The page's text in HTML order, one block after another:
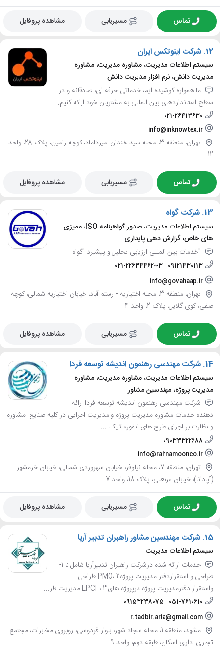
تماس مسیریابی مشاهده پروفایل
12. شرکت اینوتکس ایران
سیستم اطلاعات مدیریت، مشاوره مدیریت، مشاوره
مدیریت دانش، نرم افزار مدیریت دانش
ما همواره کوشیده ایم، خدماتی حرفه ای، صادقانه و در
سطح استانداردهای بین المللی به مشتریان خود ارائه کنیم.
021-26413630
info@inknowtex.ir
تهران، منطقه 3، محله سید خندان، میرداماد، کوچه رامین، پلاک 28، واحد
12
تماس مسیریابی مشاهده پروفایل
13. شرکت گواه
سیستم اطلاعات مدیریت، صدور گواهینامه ISO، ممیزی
های خاص، گزارش دهی پایداری
"خدمات بین المللی ارزیابی تحلیل و پیشبرد "گواه
09121430113
021-22634462~3
info@govahaap.ir
تهران، منطقه 3، محله اختیاریه - رستم آباد، خیابان اختیاریه شمالی، کوچه
صفی، کوی گلایل، پلاک 2، واحد 4
تماس مسیریابی مشاهده پروفایل
14. شرکت مهندسی رهنمون اندیشه توسعه فردا
سیستم اطلاعات مدیریت، مشاوره مدیریت، مشاوره
مدیریت پروژه، مهندسین مشاور
شرکت مهندسی رهنمون اندیشه توسعه فردا ارائه
دهنده خدمات مشاوره مدیریت پروژه و مدیریت اجرایی در کلیه صنایع. مشاوره
و نظارت بر اجرای طرح های انفورماتیک، ...
09033322688
info@rahnamoonco.ir
تهران، منطقه 7، محله نیلوفر، خیابان سهروردی شمالی، خیابان خرمشهر
(آپادانا)، خیابان عربعلی، پلاک 18، واحد 7
تماس مسیریابی مشاهده پروفایل
15. شرکت مهندسین مشاور راهبران تدبیر آریا
سیستم اطلاعات مدیریت
خدمات ارائه شده درشرکت راهبران تدبیرآریا شامل :، 1-
طراحی و استقراردفتر مدیریت پروژهPMO، 2-طراحی
واستقرار دفترمدیریت پروژه درپروژه هایEPCF، 3-مدیریت طر...
051-7610610
09153238075
r.tadbir.aria@gmail.com
مشهد، منطقه 1، محله سجاد شهر، بلوار فردوسی، روبروی مخابرات، مجتمع
تجاری اداری اسکان، طبقه دوم، واحد 9